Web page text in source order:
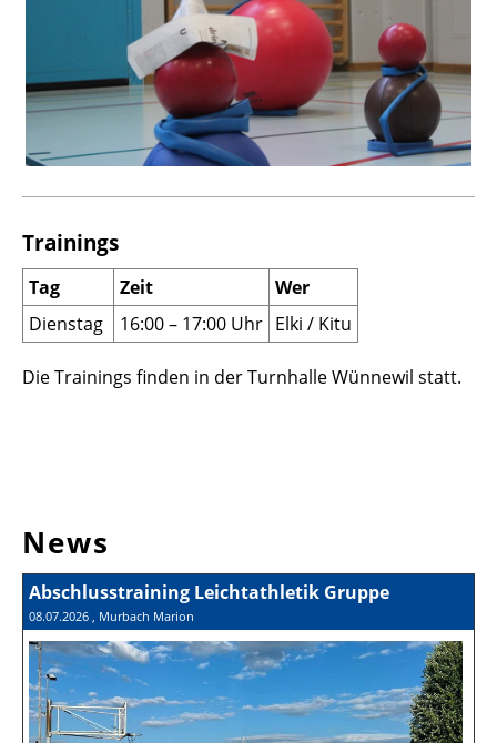
Trainings
Tag Zeit
Wer
Dienstag
16:00 – 17:00 Uhr Elki / Kitu
Die Trainings finden in der Turnhalle Wünnewil statt.
News
Abschlusstraining Leichtathletik Gruppe
08.07.2026 , Murbach Marion